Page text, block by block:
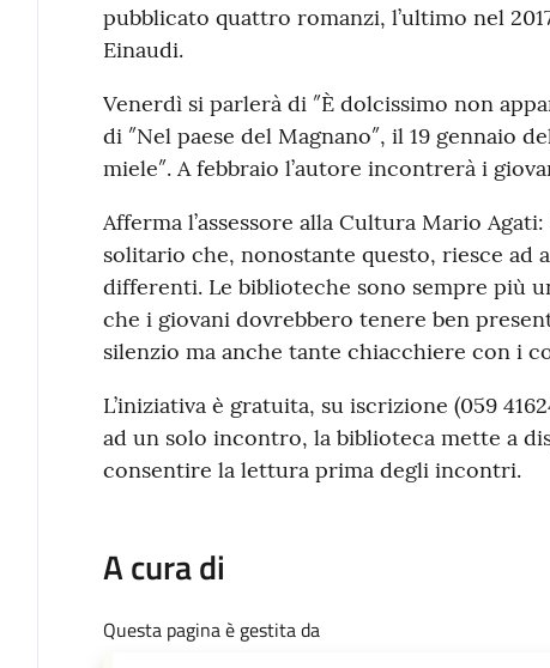
pubblicato quattro romanzi, l’ultimo nel
Einaudi.
Venerdì si parlerà di ″È dolcissimo non
di ″Nel paese del Magnano″, il 19 gennaio
miele″. A febbraio l’autore incontrerà i
Afferma l’assessore alla Cultura Mario
solitario che, nonostante questo, riesce ad
differenti. Le biblioteche sono sempre più
che i giovani dovrebbero tenere ben
silenzio ma anche tante chiacchiere con i
L’iniziativa è gratuita, su iscrizione (059
ad un solo incontro, la biblioteca mette a
consentire la lettura prima degli incontri.
A cura di
Questa pagina è gestita da